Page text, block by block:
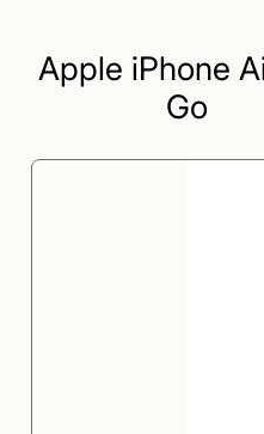
Apple iPhone
Go